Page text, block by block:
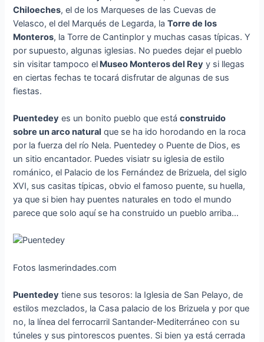
Chiloeches, el de los Marqueses de las Cuevas de
Velasco, el del Marqués de Legarda, laTorre de los
Monteros, la Torre de Cantinplor y muchas casas típicas. Y
por supuesto, algunas iglesias. No puedes dejar el pueblo
sin visitar tampoco el Museo Monteros del Rey y si llegas
en ciertas fechas te tocará disfrutar de algunas de sus
fiestas.
Puentedey es un bonito pueblo que estáconstruido
sobre un arco natural que se ha ido horodando en la roca
por la fuerza del río Nela. Puentedey o Puente de Dios, es
un sitio encantador. Puedes visiatr su iglesia de estilo
románico, el Palacio de los Fernández de Brizuela, del siglo
XVI, sus casitas típicas, obvio el famoso puente, su huella,
ya que si bien hay puentes naturales en todo el mundo
parece que solo aquí se ha construido un pueblo arriba…
Fotos lasmerindades.com
Puentedey tiene sus tesoros: la Iglesia de San Pelayo, de
estilos mezclados, la Casa palacio de los Brizuela y por que
no, la línea del ferrocarril Santander-Mediterráneo con su
túneles y sus pintorescos puentes. Si bien ya está cerrada